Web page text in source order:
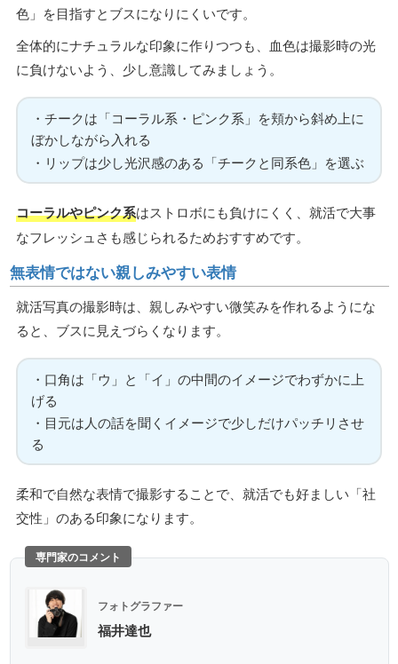
色」を目指すとブスになりにくいです。
全体的にナチュラルな印象に作りつつも、血色は撮影時の光
に負けないよう、少し意識してみましょう。
・チークは「コーラル系・ピンク系」を頬から斜め上に
ぼかしながら入れる
・リップは少し光沢感のある「チークと同系色」を選ぶ
コーラルやピンク系はストロボにも負けにくく、就活で大事
なフレッシュさも感じられるためおすすめです。
無表情ではない親しみやすい表情
就活写真の撮影時は、親しみやすい微笑みを作れるようにな
ると、ブスに見えづらくなります。
・口角は「ウ」と「イ」の中間のイメージでわずかに上
げる
・目元は人の話を聞くイメージで少しだけパッチリさせ
る
柔和で自然な表情で撮影することで、就活でも好ましい「社
交性」のある印象になります。
専門家のコメント
フォトグラファー
福井達也